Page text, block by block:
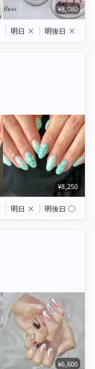
¥8,080
明日 × 明後日 ×
¥8,250
明日 × 明後日 ◯
¥6,600